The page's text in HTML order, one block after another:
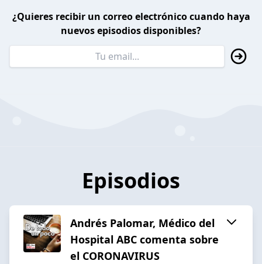
¿Quieres recibir un correo electrónico cuando haya
nuevos episodios disponibles?
Episodios
Andrés Palomar, Médico del
Hospital ABC comenta sobre
el CORONAVIRUS